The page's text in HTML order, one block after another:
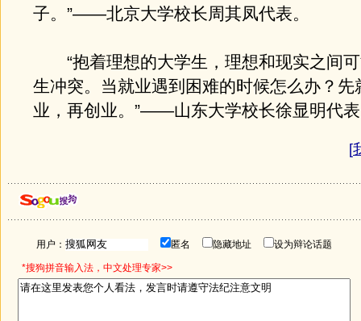
子。”——北京大学校长周其凤代表。
“抱着理想的大学生，理想和现实之间可
生冲突。当就业遇到困难的时候怎么办？先
业，再创业。”——山东大学校长徐显明代
[
用户： 匿名 隐藏地址 设为辩论话题
*搜狗拼音输入法，中文处理专家>>